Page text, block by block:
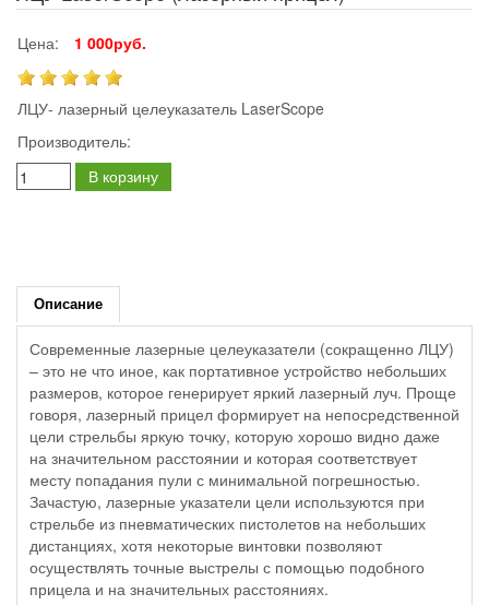
Цена: 1 000руб.
ЛЦУ- лазерный целеуказатель LaserScope
Производитель:
В корзину
Описание
Современные лазерные целеуказатели (сокращенно ЛЦУ)
– это не что иное, как портативное устройство небольших
размеров, которое генерирует яркий лазерный луч. Проще
говоря, лазерный прицел формирует на непосредственной
цели стрельбы яркую точку, которую хорошо видно даже
на значительном расстоянии и которая соответствует
месту попадания пули с минимальной погрешностью.
Зачастую, лазерные указатели цели используются при
стрельбе из пневматических пистолетов на небольших
дистанциях, хотя некоторые винтовки позволяют
осуществлять точные выстрелы с помощью подобного
прицела и на значительных расстояниях.